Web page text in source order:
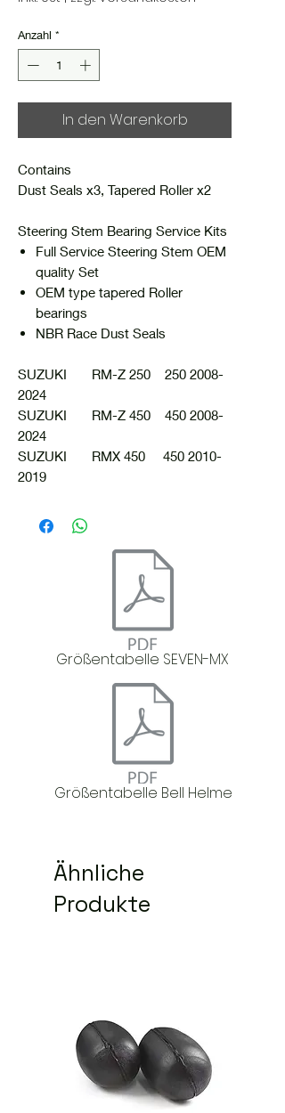
Anzahl *
In den Warenkorb
Contains
Dust Seals x3, Tapered Roller x2
Steering Stem Bearing Service Kits
Full Service Steering Stem OEM
quality Set
OEM type tapered Roller
bearings
NBR Race Dust Seals
SUZUKI RM-Z 250 250 2008-
2024
SUZUKI RM-Z 450 450 2008-
2024
SUZUKI RMX 450 450 2010-
2019
Größentabelle SEVEN-MX
Größentabelle Bell Helme
Ähnliche
Produkte